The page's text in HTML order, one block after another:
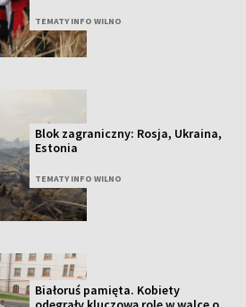
TEMATY INFO WILNO
Blok zagraniczny: Rosja, Ukraina,
Estonia
TEMATY INFO WILNO
Białoruś pamięta. Kobiety